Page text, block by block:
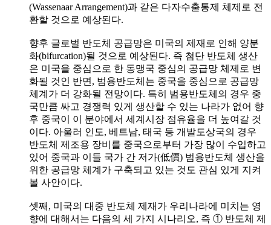
(Wassenaar Arrangement)과 같은 다자수출통제 체제로 전
환할 것으로 예상된다.
향후 글로벌 반도체 공급망은 미국의 제재로 인해 양분
화(bifurcation)될 것으로 예상된다. 즉 첨단 반도체 생산
은 미국을 중심으로 한 동맹국 중심의 공급망 체제로 변
화될 것인 반면, 범용반도체는 중국을 중심으로 공급망
체계가 더 강화될 전망이다. 특히 범용반도체의 경우 중
국만큼 싸고 경쟁력 있게 생산할 수 있는 나라가 없어 향
후 중국이 이 분야에서 세계시장 점유율을 더 높여갈 것
이다. 아울러 인도, 베트남, 태국 등 개발도상국의 경우
반도체 제조용 장비를 중국으로부터 가장 많이 수입하고
있어 중국과 이들 국가 간 저가(低價) 범용반도체 생산을
위한 공급망 체계가 구축되고 있는 것도 관심 있게 지켜
볼 사안이다.
셋째, 미국의 대중 반도체 제재가 우리나라에 미치는 영
향에 대해서는 다음의 세 가지 시나리오, 즉 ① 반도체 제